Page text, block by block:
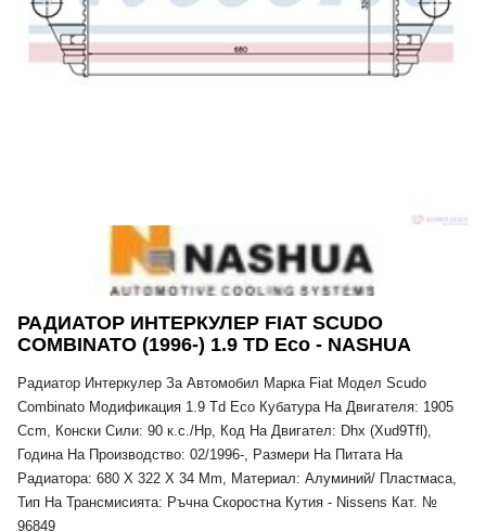
РАДИАТОР ИНТЕРКУЛЕР FIAT SCUDO
COMBINATO (1996-) 1.9 TD Eco - NASHUA
Радиатор Интеркулер За Автомобил Марка Fiat Модел Scudo
Combinato Модификация 1.9 Td Eco Кубатура На Двигателя: 1905
Ccm, Конски Сили: 90 к.с./Hp, Код На Двигател: Dhx (Xud9Tfl),
Година На Производство: 02/1996-, Размери На Питата На
Радиатора: 680 X 322 X 34 Mm, Материал: Алуминий/ Пластмаса,
Тип На Трансмисията: Ръчна Скоростна Кутия - Nissens Кат. №
96849